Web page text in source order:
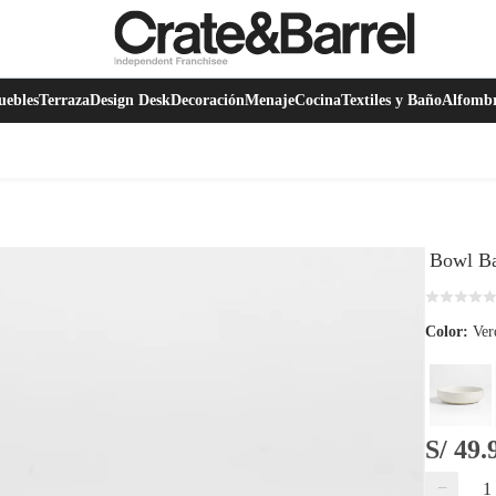
TerrazaDesign DeskDecoraciónMenajeCocinaTextiles y Baño
Bowl
Color:
S/
−